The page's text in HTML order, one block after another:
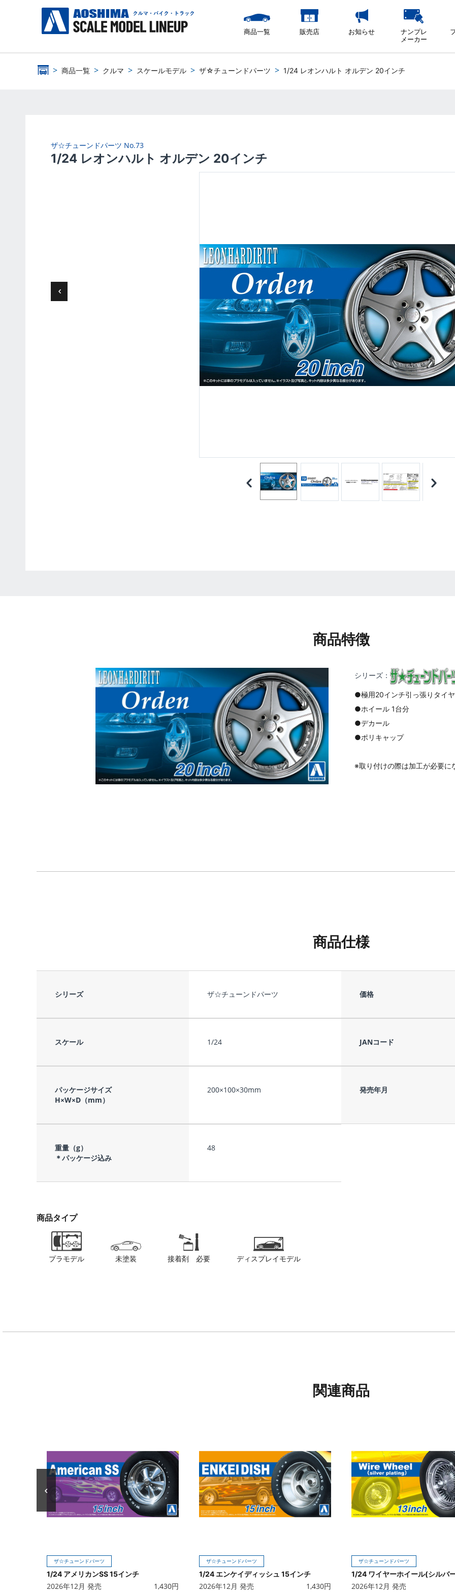
商品一覧 販売店 お知らせ
ナンプレ
メーカー
商品一覧 クルマ スケールモデル ザ☆チューンドパーツ 1/24 レオンハルト オルデン 20インチ
ザ☆チューンドパーツ No.73
1/24 レオンハルト オルデン 20インチ
商品特徴
シリーズ：
●極用20インチ引っ張りタイ
●ホイール 1台分
●デカール
●ポリキャップ
※取り付けの際は加工が必要に
商品仕様
シリーズ ザ☆チューンドパーツ 価格
スケール 1/24 JANコード
パッケージサイズ
H×W×D（mm）
200×100×30mm 発売年月
重量（g）
＊パッケージ込み
48
商品タイプ
プラモデル 未塗装 接着剤 必要 ディスプレイモデル
関連商品
ザ☆チューンドパーツ
1/24 アメリカンSS 15インチ
2026年12月 発売 1,430円
ザ☆チューンドパーツ
1/24 エンケイディッシュ 15インチ
2026年12月 発売 1,430円
ザ☆チューンドパーツ
2026年12月 発売